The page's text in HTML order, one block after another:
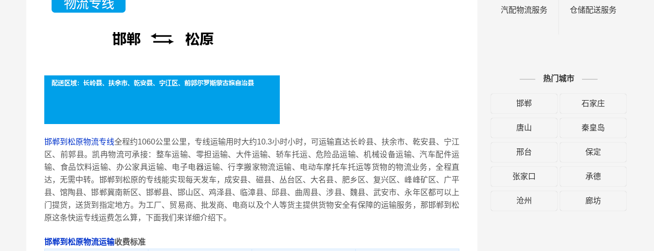
邯郸到松原物流专线全程约1060公里公里，专线运输用时大约10.3小时小时，可运输直达长岭县、扶余市、乾安县、宁江
区、前郭县。凯冉物流可承接：整车运输、零担运输、大件运输、轿车托运、危险品运输、机械设备运输、汽车配件运
输、食品饮料运输、办公家具运输、电子电器运输、行李搬家物流运输、电动车摩托车托运等货物的物流业务，全程直
达，无需中转。邯郸到松原的专线能实现每天发车，成安县、磁县、丛台区、大名县、肥乡区、复兴区、峰峰矿区、广平
县、馆陶县、邯郸冀南新区、邯郸县、邯山区、鸡泽县、临漳县、邱县、曲周县、涉县、魏县、武安市、永年区都可以上
门提货，送货到指定地方。为工厂、贸易商、批发商、电商以及个人等货主提供货物安全有保障的运输服务，那邯郸到松
原这条快运专线运费怎么算，下面我们来详细介绍下。
邯郸到松原物流运输收费标准
汽配物流服务 仓储配送服务
热门城市
邯郸 石家庄
唐山 秦皇岛
邢台 保定
张家口 承德
沧州 廊坊